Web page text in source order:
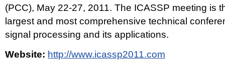
(PCC), May 22-27, 2011. The ICASSP meeting is
largest and most comprehensive technical
signal processing and its applications.
Website: http://www.icassp2011.com